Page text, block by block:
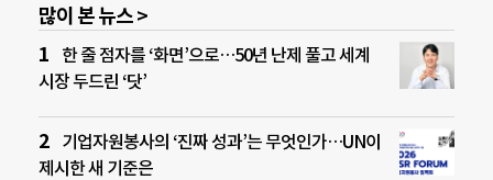
많이 본 뉴스 >
한 줄 점자를 ‘화면’으로…50년 난제 풀고 세계
시장 두드린 ‘닷’
기업자원봉사의 ‘진짜 성과’는 무엇인가…UN이
제시한 새 기준은